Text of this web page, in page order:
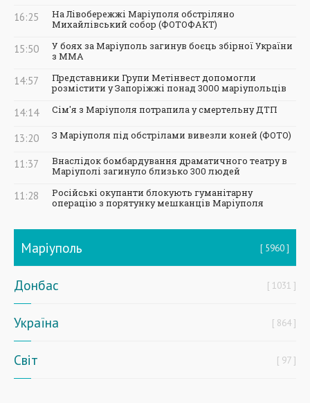
16:25
На Лівобережжі Маріуполя обстріляно
Михайлівський собор (ФОТОФАКТ)
15:50
У боях за Маріуполь загинув боєць збірної України
з ММА
14:57
Представники Групи Метінвест допомогли
розмістити у Запоріжжі понад 3000 маріупольців
14:14 Сім'я з Маріуполя потрапила у смертельну ДТП
13:20 З Маріуполя під обстрілами вивезли коней (ФОТО)
11:37
Внаслідок бомбардування драматичного театру в
Маріуполі загинуло близько 300 людей
11:28
Російські окупанти блокують гуманітарну
операцію з порятунку мешканців Маріуполя
Маріуполь 5960
Донбас 1031
Україна 864
Світ 97